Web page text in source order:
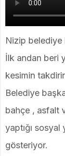
Nizip belediye
İlk andan beri
kesimin
Belediye
bahçe , asfalt
yaptığı
gösteriyor.